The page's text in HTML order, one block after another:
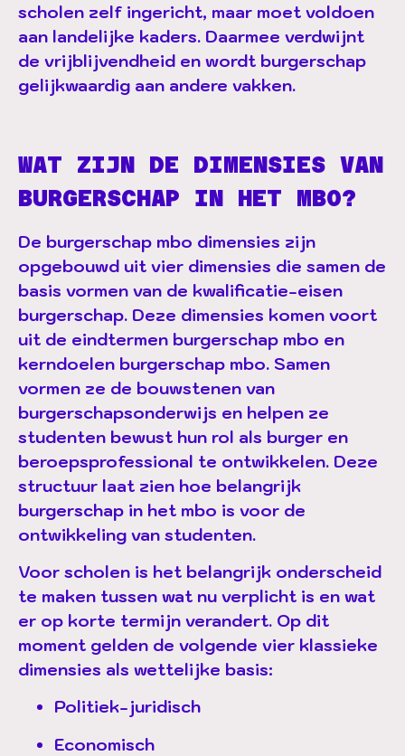
scholen zelf ingericht, maar moet voldoen
aan landelijke kaders. Daarmee verdwijnt
de vrijblijvendheid en wordt burgerschap
gelijkwaardig aan andere vakken.
WAT ZIJN DE DIMENSIES VAN
BURGERSCHAP IN HET MBO?
De burgerschap mbo dimensies zijn
opgebouwd uit vier dimensies die samen de
basis vormen van de kwalificatie-eisen
burgerschap. Deze dimensies komen voort
uit de eindtermen burgerschap mbo en
kerndoelen burgerschap mbo. Samen
vormen ze de bouwstenen van
burgerschapsonderwijs en helpen ze
studenten bewust hun rol als burger en
beroepsprofessional te ontwikkelen. Deze
structuur laat zien hoe belangrijk
burgerschap in het mbo is voor de
ontwikkeling van studenten.
Voor scholen is het belangrijk onderscheid
te maken tussen wat nu verplicht is en wat
er op korte termijn verandert. Op dit
moment gelden de volgende vier klassieke
dimensies als wettelijke basis:
Politiek-juridisch
Economisch